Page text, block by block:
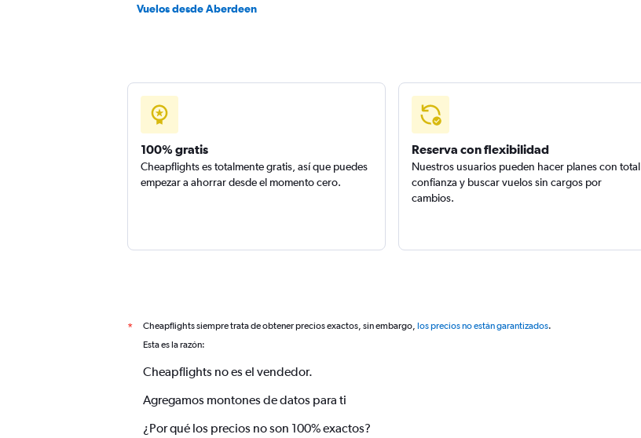
Vuelos desde Aberdeen
100% gratis
Cheapflights es totalmente gratis, así que puedes
empezar a ahorrar desde el momento cero.
Reserva con flexibilidad
Nuestros usuarios pueden hacer planes con total
confianza y buscar vuelos sin cargos por
cambios.
* Cheapflights siempre trata de obtener precios exactos, sin embargo, los precios no están garantizados.
Esta es la razón:
Cheapflights no es el vendedor.
Agregamos montones de datos para ti
¿Por qué los precios no son 100% exactos?